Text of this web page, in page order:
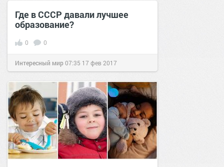
Где в СССР давали лучшее
образование?
0 0
Интересный мир07:35 17 фев 2017